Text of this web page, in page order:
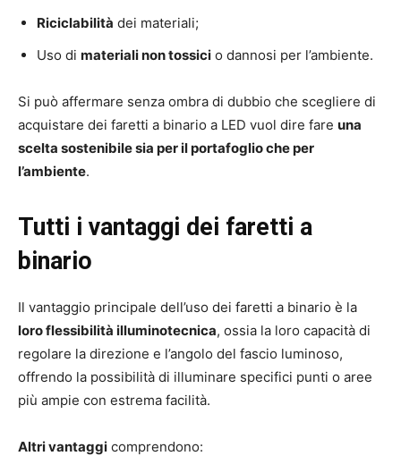
Riciclabilità dei materiali;
Uso di materiali non tossici o dannosi per l’ambiente.
Si può affermare senza ombra di dubbio che scegliere di
acquistare dei faretti a binario a LED vuol dire fare una
scelta sostenibile sia per il portafoglio che per
l’ambiente.
Tutti i vantaggi dei faretti a
binario
Il vantaggio principale dell’uso dei faretti a binario è la
loro flessibilità illuminotecnica, ossia la loro capacità di
regolare la direzione e l’angolo del fascio luminoso,
offrendo la possibilità di illuminare specifici punti o aree
più ampie con estrema facilità.
Altri vantaggi comprendono: